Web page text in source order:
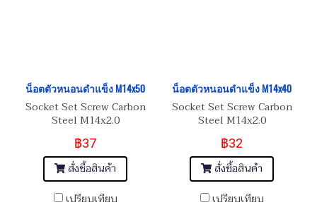
น็อตตัวหนอนดำแข็ง M14x50
Socket Set Screw Carbon
Steel M14x2.0
฿37
สั่งซื้อสินค้า
เปรียบเทียบ
น็อตตัวหนอนดำแข็ง M14x40
Socket Set Screw Carbon
Steel M14x2.0
฿32
สั่งซื้อสินค้า
เปรียบเทียบ